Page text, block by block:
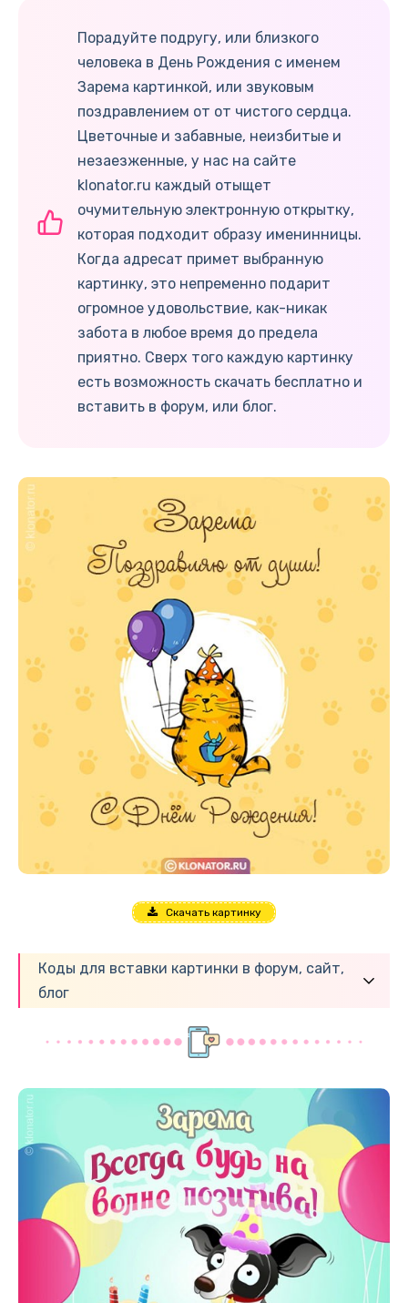
Порадуйте подругу, или близкого
человека в День Рождения с именем
Зарема картинкой, или звуковым
поздравлением от от чистого сердца.
Цветочные и забавные, неизбитые и
незаезженные, у нас на сайте
klonator.ru каждый отыщет
очумительную электронную открытку,
которая подходит образу именинницы.
Когда адресат примет выбранную
картинку, это непременно подарит
огромное удовольствие, как-никак
забота в любое время до предела
приятно. Сверх того каждую картинку
есть возможность скачать бесплатно и
вставить в форум, или блог.
Скачать картинку
Коды для вставки картинки в форум, сайт,
блог